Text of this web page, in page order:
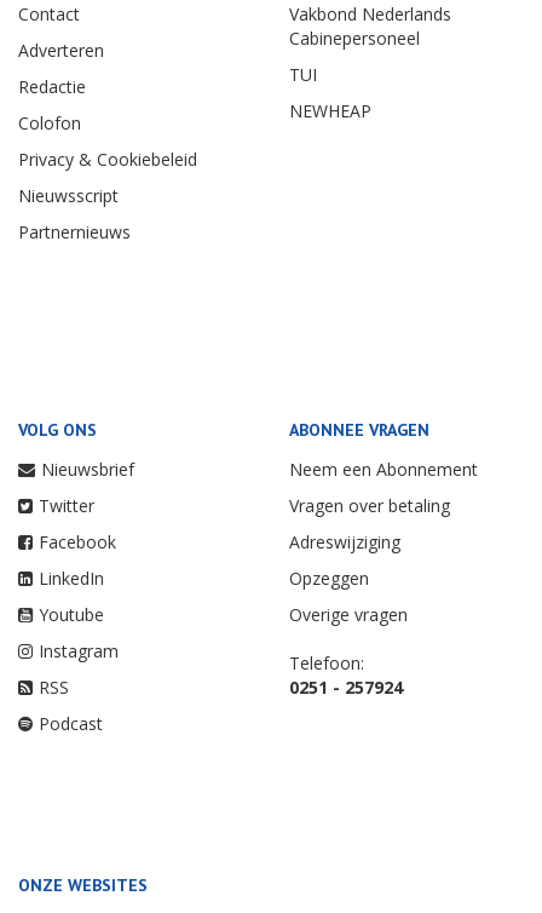
Contact
Adverteren
Redactie
Colofon
Privacy & Cookiebeleid
Nieuwsscript
Partnernieuws
Vakbond Nederlands
Cabinepersoneel
TUI
NEWHEAP
VOLG ONS
Nieuwsbrief
Twitter
Facebook
LinkedIn
Youtube
Instagram
RSS
Podcast
ABONNEE VRAGEN
Neem een Abonnement
Vragen over betaling
Adreswijziging
Opzeggen
Overige vragen
Telefoon:
0251 - 257924
ONZE WEBSITES